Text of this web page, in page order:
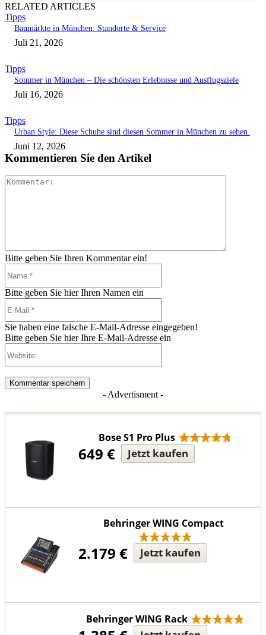
RELATED ARTICLES
Tipps
Baumärkte in München: Standorte & Service
Juli 21, 2026
Tipps
Sommer in München – Die schönsten Erlebnisse und Ausflugsziele
Juli 16, 2026
Tipps
Urban Style: Diese Schuhe sind diesen Sommer in München zu sehen
Juni 12, 2026
Kommentieren Sie den Artikel
Bitte geben Sie Ihren Kommentar ein!
Bitte geben Sie hier Ihren Namen ein
Sie haben eine falsche E-Mail-Adresse eingegeben!
Bitte geben Sie hier Ihre E-Mail-Adresse ein
- Advertisment -
Bose S1 Pro Plus
649 € Jetzt kaufen
Behringer WING Compact
2.179 € Jetzt kaufen
Behringer WING Rack